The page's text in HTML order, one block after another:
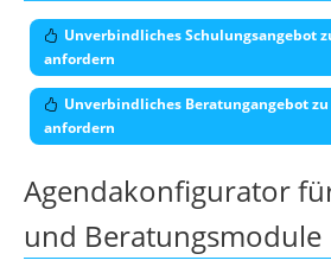
Unverbindliches Schulungsangebot
anfordern
Unverbindliches Beratungangebot
anfordern
Agendakonfigurator
und Beratungsmodule